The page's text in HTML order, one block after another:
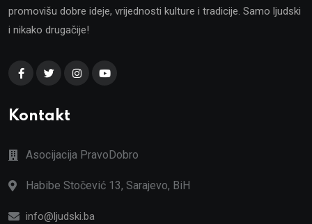
promovišu dobre ideje, vrijednosti kulture i tradicije. Samo ljudski
i nikako drugačije!
Kontakt
Asocijacija PravoDobro
Habibe Stočević 13, Sarajevo, BiH
info@ljudski.ba